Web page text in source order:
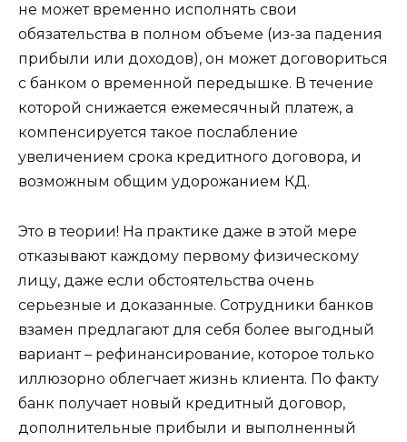
не может временно исполнять свои
обязательства в полном объеме (из-за падения
прибыли или доходов), он может договориться
с банком о временной передышке. В течение
которой снижается ежемесячный платеж, а
компенсируется такое послабление
увеличением срока кредитного договора, и
возможным общим удорожанием КД.
Это в теории! На практике даже в этой мере
отказывают каждому первому физическому
лицу, даже если обстоятельства очень
серьезные и доказанные. Сотрудники банков
взамен предлагают для себя более выгодный
вариант – рефинансирование, которое только
иллюзорно облегчает жизнь клиента. По факту
банк получает новый кредитный договор,
дополнительные прибыли и выполненный